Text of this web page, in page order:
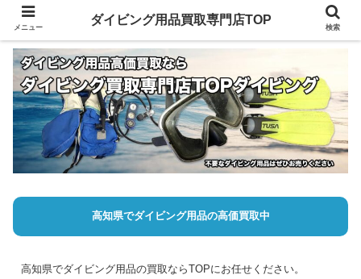
高知県でダイビング用品の高価買取中
高知県でダイビング用品の買取ならTOPにお任せください。
メニュー
ダイビング用品買取専門店TOP
検索